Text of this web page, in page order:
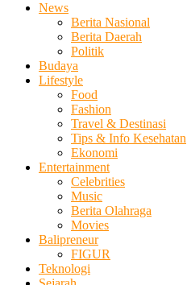
News
Berita Nasional
Berita Daerah
Politik
Budaya
Lifestyle
Food
Fashion
Travel & Destinasi
Tips & Info Kesehatan
Ekonomi
Entertainment
Celebrities
Music
Berita Olahraga
Movies
Balipreneur
FIGUR
Teknologi